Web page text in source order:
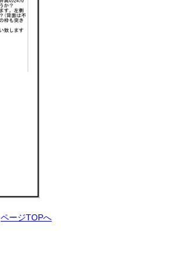
ページTOPへ